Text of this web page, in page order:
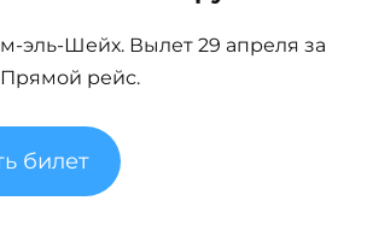
эль-Шейх. Вылет 29 апреля за
рейс.
билет